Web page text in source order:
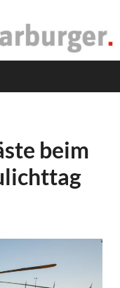
beim